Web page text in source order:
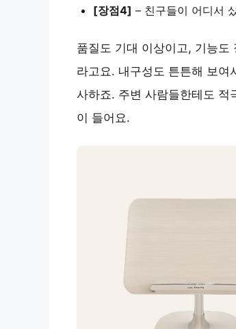
[장점4] – 친구들이 어디서
품질도 기대 이상이고, 기능도
라고요. 내구성도 튼튼해 보
사하죠. 주변 사람들한테도 적
이 들어요.